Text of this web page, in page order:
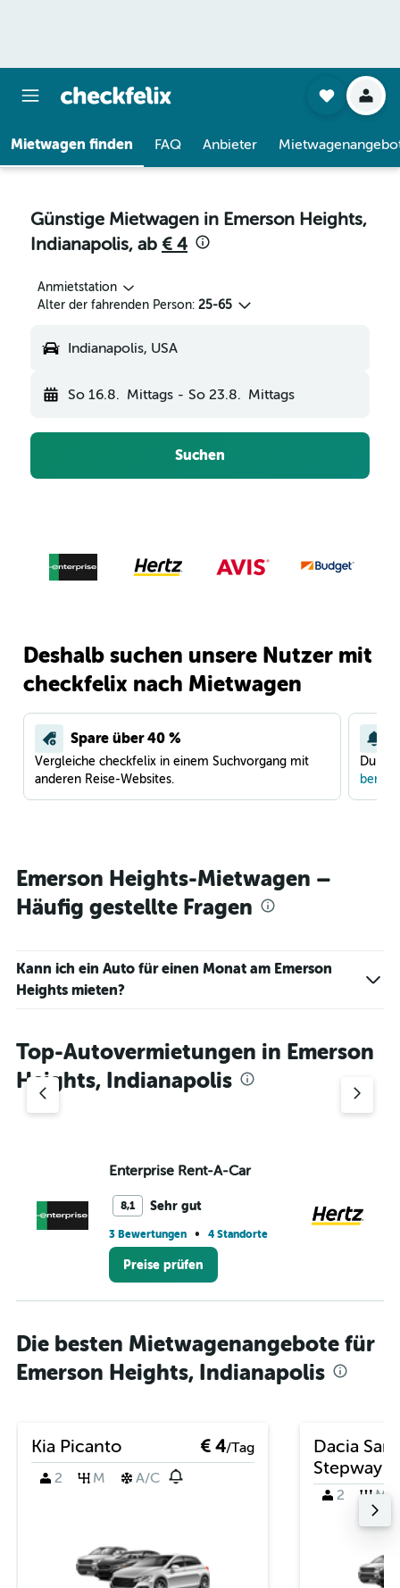
Mietwagen finden FAQ Anbieter
Günstige Mietwagen in Emerson Heights,
Indianapolis, ab € 4
Anmietstation
Alter der fahrenden Person: 25-65
Indianapolis, USA
So 16.8. Mittags - So 23.8. Mittags
Suchen
Deshalb suchen unsere Nutzer mit
checkfelix nach Mietwagen
Spare über 40 %
Vergleiche checkfelix in einem Suchvorgang mit
anderen Reise-Websites.
Du
Emerson Heights-Mietwagen –
Häufig gestellte Fragen
Kann ich ein Auto für einen Monat am Emerson
Heights mieten?
Top-Autovermietungen in Emerson
Heights, Indianapolis
Enterprise Rent-A-Car
8,1 Sehr gut
3 Bewertungen • 4 Standorte
Preise prüfen
Die besten Mietwagenangebote für
Emerson Heights, Indianapolis
Kia Picanto € 4/Tag
2
M A/C
Dacia
Stepway
2 M